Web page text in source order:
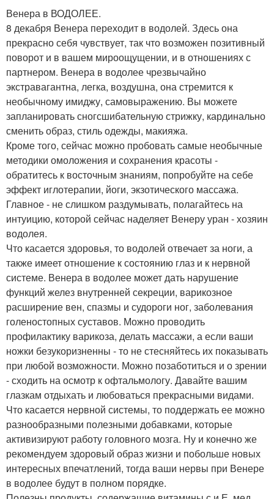
Венера в ВОДОЛЕЕ.
8 декабря Венера переходит в водолей. Здесь она
прекрасно себя чувствует, так что возможен позитивный
поворот и в вашем мироощущении, и в отношениях с
партнером. Венера в водолее чрезвычайно
экстравагантна, легка, воздушна, она стремится к
необычному имиджу, самовыражению. Вы можете
запланировать сногсшибательную стрижку, кардинально
сменить образ, стиль одежды, макияжа.
Кроме того, сейчас можно пробовать самые необычные
методики омоложения и сохранения красоты -
обратитесь к восточным знаниям, попробуйте на себе
эффект иглотерапии, йоги, экзотического массажа.
Главное - не слишком раздумывать, полагайтесь на
интуицию, которой сейчас наделяет Венеру уран - хозяин
водолея.
Что касается здоровья, то водолей отвечает за ноги, а
также имеет отношение к состоянию глаз и к нервной
системе. Венера в водолее может дать нарушение
функций желез внутренней секреции, варикозное
расширение вен, спазмы и судороги ног, заболевания
голеностопных суставов. Можно проводить
профилактику варикоза, делать массажи, а если ваши
ножки безукоризненны - то не стесняйтесь их показывать
при любой возможности. Можно позаботиться и о зрении
- сходить на осмотр к офтальмологу. Давайте вашим
глазкам отдыхать и любоваться прекрасными видами.
Что касается нервной системы, то поддержать ее можно
разнообразными полезными добавками, которые
активизируют работу головного мозга. Ну и конечно же
рекомендуем здоровый образ жизни и побольше новых
интересных впечатлений, тогда ваши нервы при Венере
в водолее будут в полном порядке.